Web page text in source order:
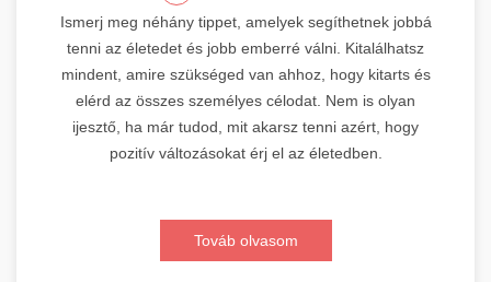
Ismerj meg néhány tippet, amelyek segíthetnek jobbá
tenni az életedet és jobb emberré válni. Kitalálhatsz
mindent, amire szükséged van ahhoz, hogy kitarts és
elérd az összes személyes célodat. Nem is olyan
ijesztő, ha már tudod, mit akarsz tenni azért, hogy
pozitív változásokat érj el az életedben.
Továb olvasom